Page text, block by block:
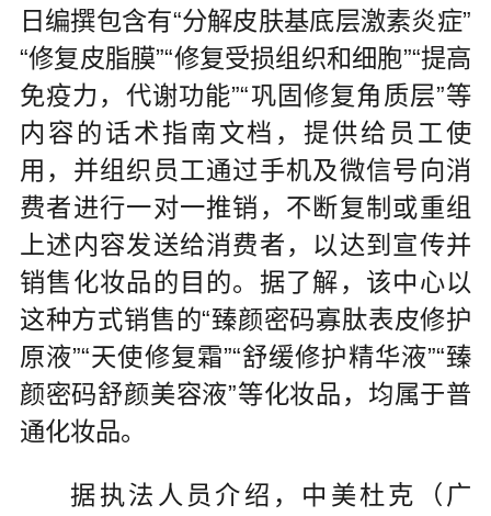
日编撰包含有“分解皮肤基底层激素炎症”
“修复皮脂膜”“修复受损组织和细胞”“提高
免疫力，代谢功能”“巩固修复角质层”等
内容的话术指南文档，提供给员工使
用，并组织员工通过手机及微信号向消
费者进行一对一推销，不断复制或重组
上述内容发送给消费者，以达到宣传并
销售化妆品的目的。据了解，该中心以
这种方式销售的“臻颜密码寡肽表皮修护
原液”“天使修复霜”“舒缓修护精华液”“臻
颜密码舒颜美容液”等化妆品，均属于普
通化妆品。
据执法人员介绍，中美杜克（广